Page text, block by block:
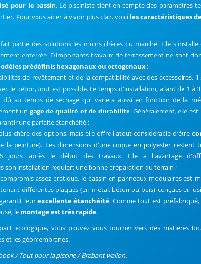
pour le bassin. Le pisciniste tient en compte des paramètres
Pour vous aider à y voir plus clair, voici les caractéristiques
partie des solutions les moins chères du marché. Elle
enterrée. D'importants travaux de terrassement ne sont
prédéfinis hexagonaux ou octogonaux;
de revêtement et de la compatibilité avec des accessoires,
le béton, tout est possible. Le temps d'installation, allant de 1 à
dû au temps de séchage qui variera aussi en fonction de la
un gage de qualité et de durabilité. Généralement, elle
une parfaite étanchéité ;
chère des options, mais elle offre l'atout considérable d'être
la peinture). Les dimensions d'une coque en polyester restent
jours après le début des travaux. Elle a l'avantage
son installation requiert une bonne préparation du terrain ;
assez pratique, le bassin en panneaux modulaires est
différentes plaques (en métal, béton ou bois) conçues en
leurexcellente étanchéité. Comme tout est
le montage est très rapide.
écologique, vous pouvez vous tourner vers des matières
et les géomembranes.
/ Tout pour la piscine / Brabant wallon.